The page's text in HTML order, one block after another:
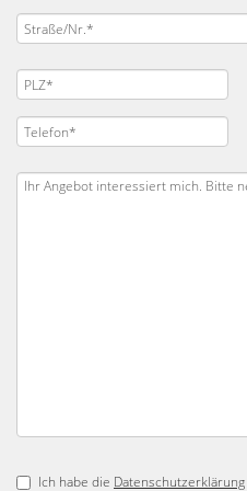
Ich habe die Datenschutzerklärung